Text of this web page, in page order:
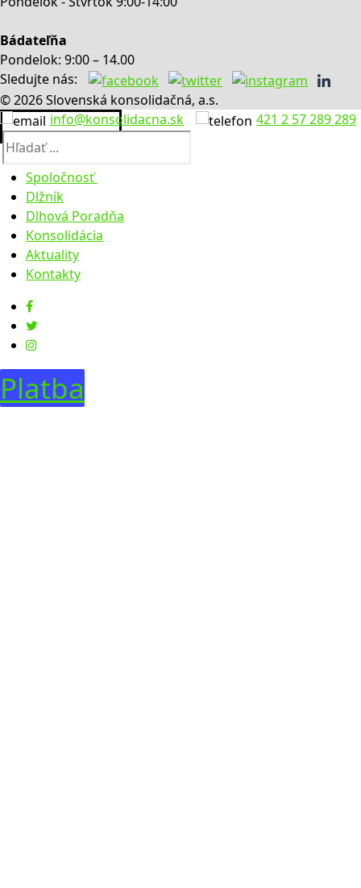
Bádateľňa
Pondelok: 9:00 – 14.00
Sledujte nás:
© 2026 Slovenská konsolidačná, a.s.
info@konsolidacna.sk
421 2 57 289 289
Hľadať:
Spoločnosť
O nás
Výročné správy
Úradná tabuľa
Faktúry
Objednávky
Legislatíva
Zúčtovacie údaje
Dlžník
Dlhová Poradňa
Konsolidácia
Aktuality
Kontakty
Platba